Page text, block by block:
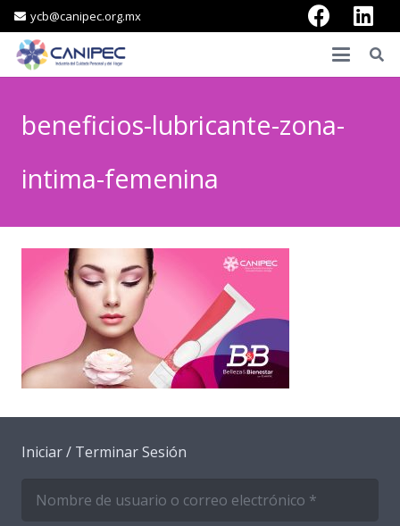
ycb@canipec.org.mx
beneficios-lubricante-zona-
intima-femenina
Iniciar / Terminar Sesión